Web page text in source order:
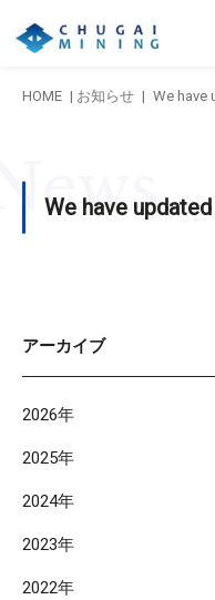
HOME お知らせ We have
We have
アーカイブ
2026年
2025年
2024年
2023年
2022年